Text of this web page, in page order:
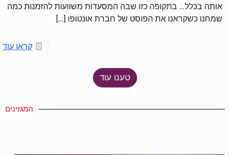
אותה בכלל… בתקופה כזו שבה המסעדות משוועות להזמנות כמה
שמחנו כשקראנו את הפוסט של חברת אונטופו […]
קראו עוד
טענו עוד
המגזינים